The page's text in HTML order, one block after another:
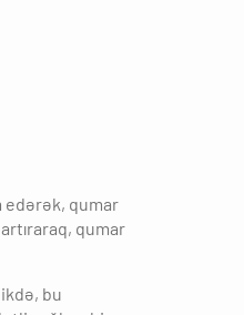
edərək, qumar
qumar
bu